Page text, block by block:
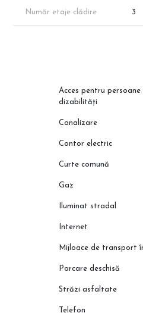
Note Importante:
Imaginile au rol de prezentare.
Suprafața apartamentului
Număr etaje clădire 3
Acces pentru persoane
dizabilități
Canalizare
Contor electric
Curte comună
Gaz
Iluminat stradal
Internet
Mijloace de transport
Parcare deschisă
Străzi asfaltate
Telefon